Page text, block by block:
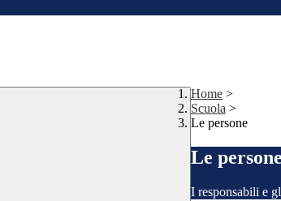
Home >
Scuola >
Le persone
Le persone
I responsabili e